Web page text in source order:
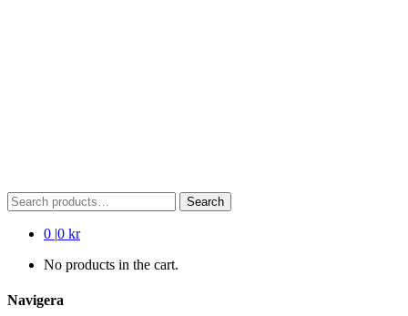
Search
for:
Search
0 |0 kr
No products in the cart.
Navigera